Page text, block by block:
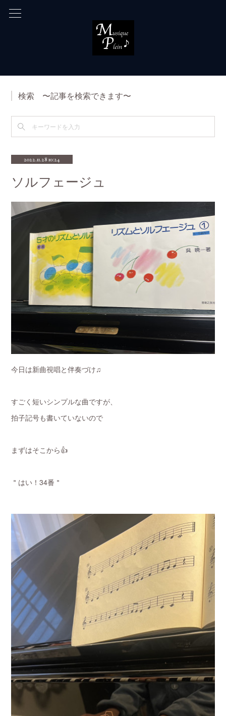
検索 〜記事を検索できます〜
2022.11.28 10:24
ソルフェージュ
今日は新曲視唱と伴奏づけ♫
すごく短いシンプルな曲ですが、
拍子記号も書いていないので
まずはそこから👍
＂はい！34番＂